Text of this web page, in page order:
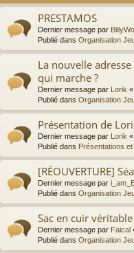
PRESTAMOS
Dernier message par
Publié dans Organisation
La nouvelle
qui marche ?
Dernier message par Lorik «
Publié dans Organisation
Présentation de
Dernier message par Lorik «
Publié dans Présentations et
[RÉOUVERTURE]
Dernier message par
Publié dans Organisation
Sac en cuir
Dernier message par Faical
Publié dans Organisation